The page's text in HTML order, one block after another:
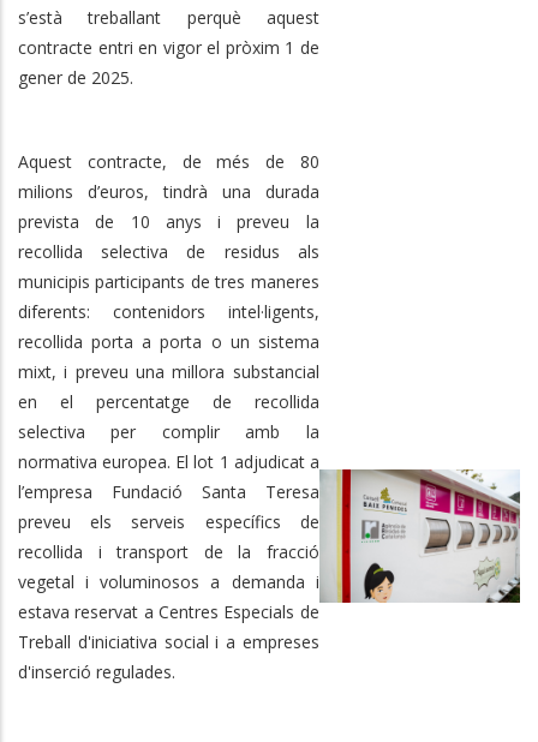
s’està treballant perquè aquest
contracte entri en vigor el pròxim 1 de
gener de 2025.
Aquest contracte, de més de 80
milions d’euros, tindrà una durada
prevista de 10 anys i preveu la
recollida selectiva de residus als
municipis participants de tres maneres
diferents: contenidors intel·ligents,
recollida porta a porta o un sistema
mixt, i preveu una millora substancial
en el percentatge de recollida
selectiva per complir amb la
normativa europea. El lot 1 adjudicat a
l’empresa Fundació Santa Teresa
preveu els serveis específics de
recollida i transport de la fracció
vegetal i voluminosos a demanda i
estava reservat a Centres Especials de
Treball d'iniciativa social i a empreses
d'inserció regulades.